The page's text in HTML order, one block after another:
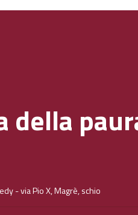
della
- via Pio X, Magrè, schio